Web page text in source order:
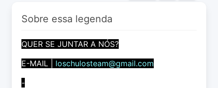
Sobre essa legenda
QUER SE JUNTAR A NÓS?
E-MAIL | loschulosteam@gmail.com
-